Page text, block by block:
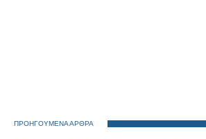
ΠΡΟΗΓΟΥΜΕΝΑ ΑΡΘΡΑ